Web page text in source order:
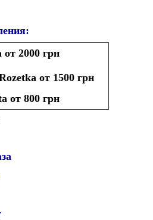
2000 грн
от 1500 грн
от 800 грн